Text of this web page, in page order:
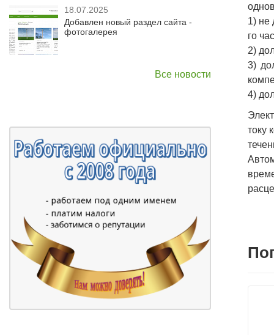
18.07.2025
Добавлен новый раздел сайта -
фотогалерея
Все новости
1) не
го
2)
3)
4)
току